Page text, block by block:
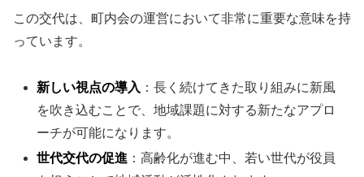
この交代は、町内会の運営において非常に重要な意味を持
っています。
新しい視点の導入 ：長く続けてきた取り組みに新風
を吹き込むことで、地域課題に対する新たなアプロ
ーチが可能になります。
世代交代の促進 ：高齢化が進む中、若い世代が役員